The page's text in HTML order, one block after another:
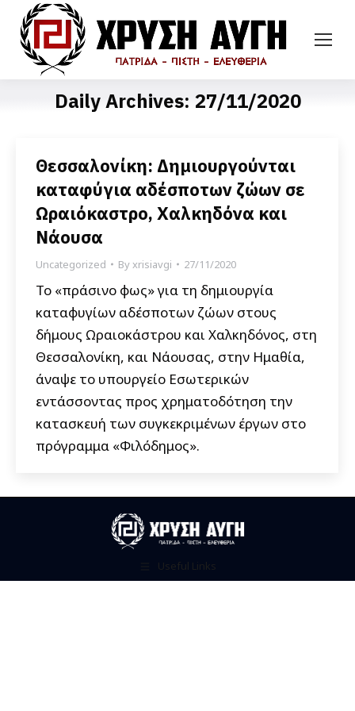
Daily Archives: 27/11/2020
Θεσσαλονίκη: Δημιουργούνται
καταφύγια αδέσποτων ζώων σε
Ωραιόκαστρο, Χαλκηδόνα και
Νάουσα
Uncategorized Byxrisiavgi 27/11/2020
Το «πράσινο φως» για τη δημιουργία
καταφυγίων αδέσποτων ζώων στους
δήμους Ωραιοκάστρου και Χαλκηδόνος, στη
Θεσσαλονίκη, και Νάουσας, στην Ημαθία,
άναψε το υπουργείο Εσωτερικών
εντάσσοντας προς χρηματοδότηση την
κατασκευή των συγκεκριμένων έργων στο
πρόγραμμα «Φιλόδημος».
Useful Links